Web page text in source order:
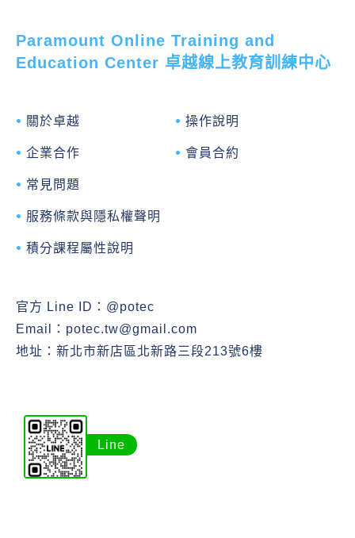
Paramount Online Training and
Education Center 卓越線上教育訓練中心
關於卓越
企業合作
常見問題
操作說明
會員合約
服務條款與隱私權聲明
積分課程屬性說明
官方 Line ID： @potec
Email： potec.tw@gmail.com
地址：新北市新店區北新路三段213號6樓
Line